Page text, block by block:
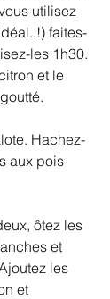
utilisez
faites-
les 1h30.
et le
Hachez-
aux pois
ôtez les
et
les
et